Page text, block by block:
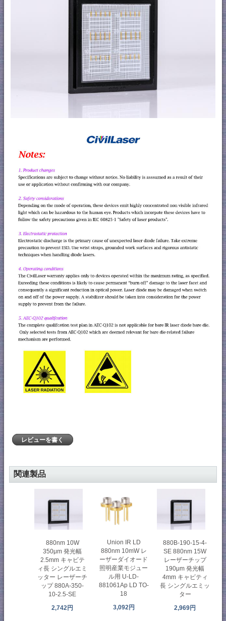
レビューを書く
関連製品
880nm 10W
350μm 発光幅
2.5mm キャビテ
ィ長 シングルエミ
ッター レーザーチ
ップ 880A-350-
10-2.5-SE
2,742円
Union IR LD
880nm 10mW レ
ーザーダイオード
照明産業モジュー
ル用 U-LD-
881061Ap LD TO-
18
3,092円
880B-190-15-4-
SE 880nm 15W
レーザーチップ
190μm 発光幅
4mm キャビティ
長 シングルエミッ
ター
2,969円